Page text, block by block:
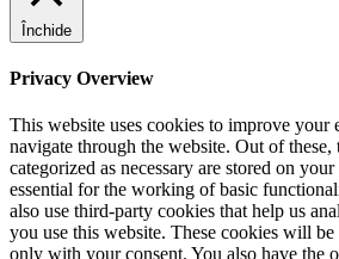
Închide
Privacy Overview
This website uses cookies to improve your
navigate through the website. Out of these,
categorized as necessary are stored on
essential for the working of basic
also use third-party cookies that help us
you use this website. These cookies will
only with your consent. You also have the